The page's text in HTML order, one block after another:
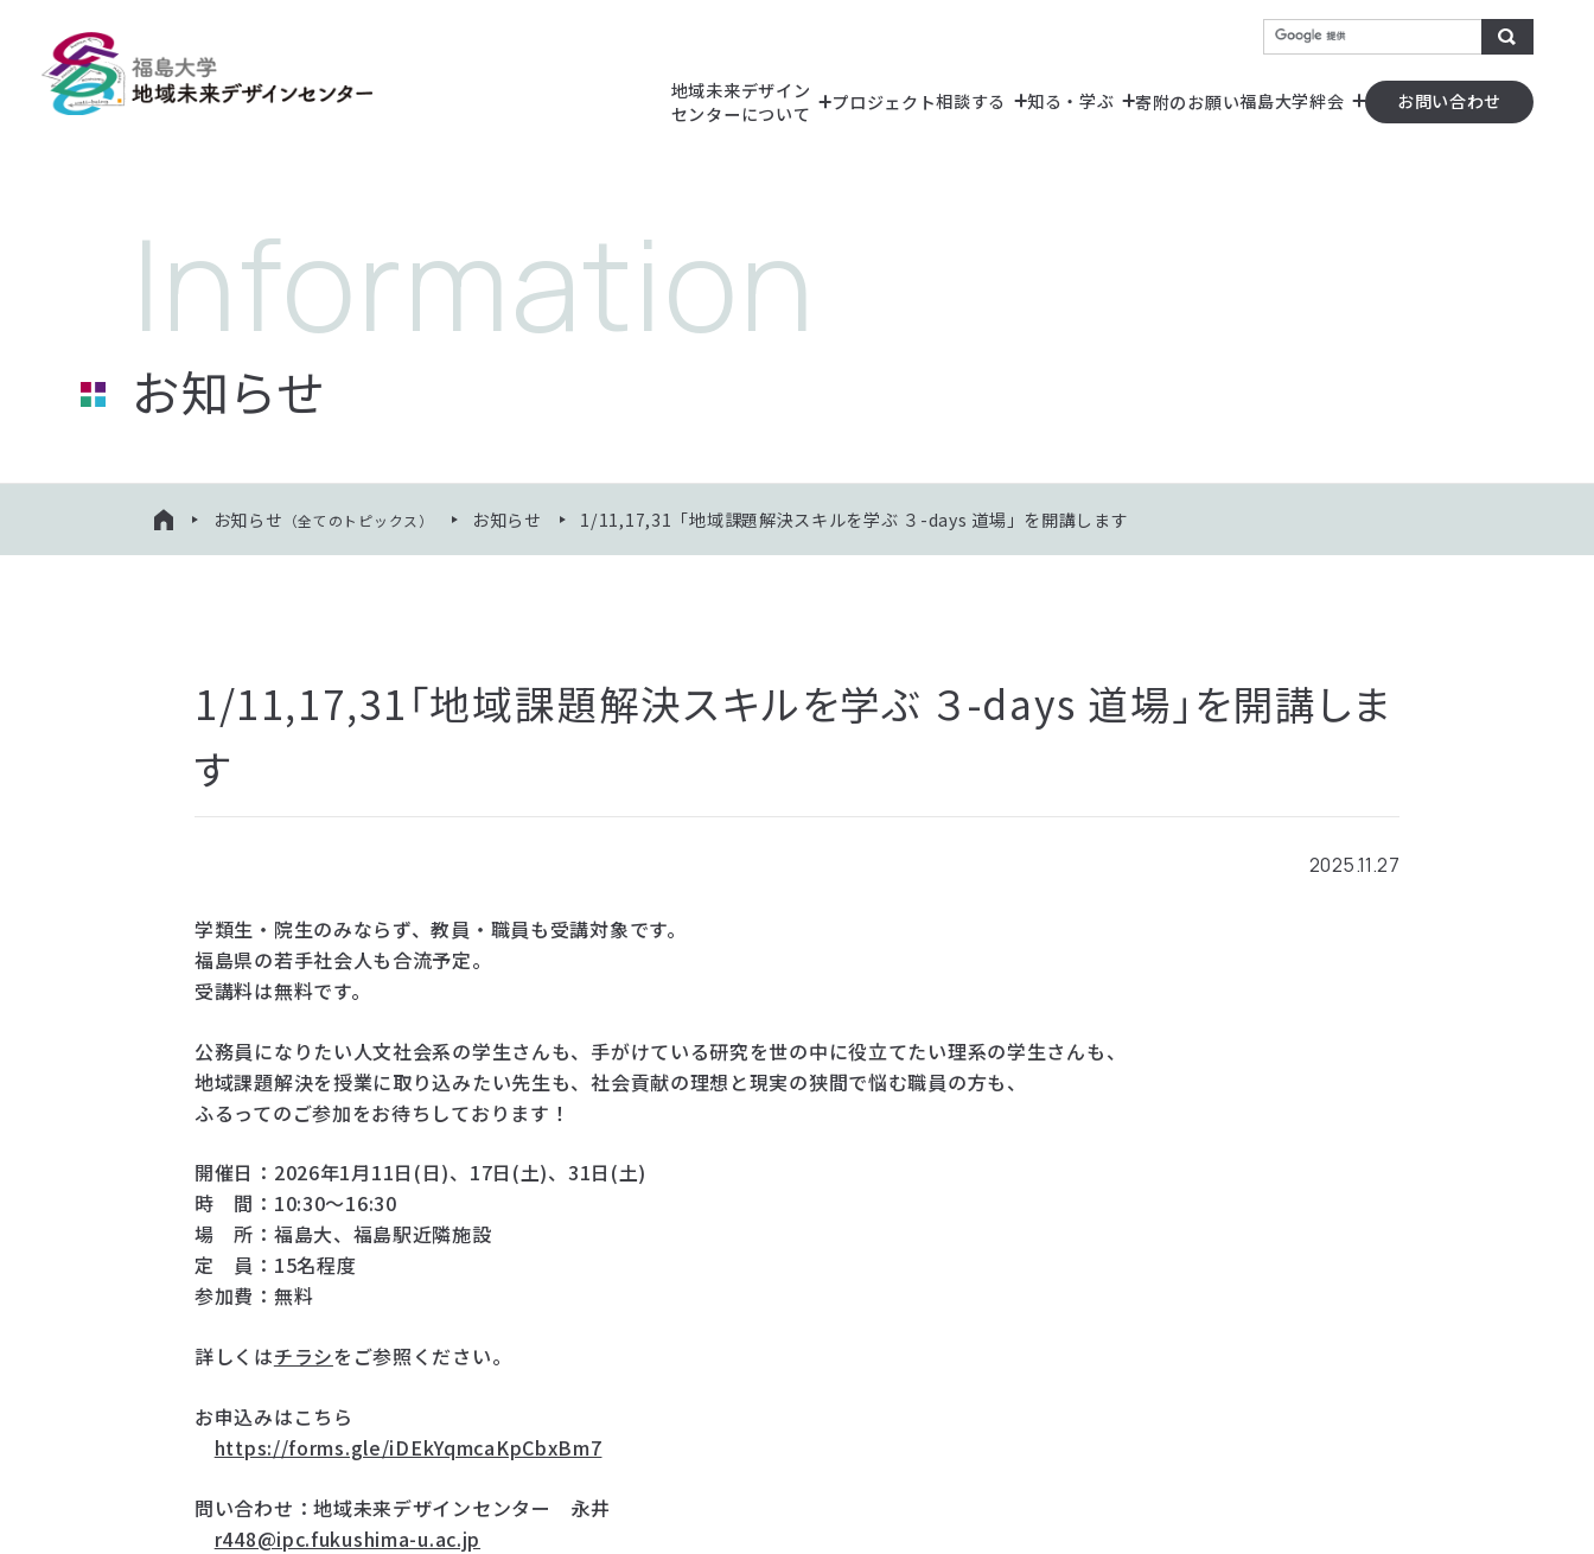
地域未来デザイン
センターについて
プロジェクト相談する 知る・学ぶ 寄附のお願い福島大学絆会 お問い合わせ
お知らせ
HOME
お知らせ （全てのトピックス） お知らせ 1/11,17,31「地域課題解決スキルを学ぶ ３-days 道場」を開講します
1/11,17,31「地域課題解決スキルを学ぶ ３-days 道場」を開講しま
す
2025.11.27
学類生・院生のみならず、教員・職員も受講対象です。
福島県の若手社会人も合流予定。
受講料は無料です。
公務員になりたい人文社会系の学生さんも、手がけている研究を世の中に役立てたい理系の学生さんも、
地域課題解決を授業に取り込みたい先生も、社会貢献の理想と現実の狭間で悩む職員の方も、
ふるってのご参加をお待ちしております！
開催日： 2026年1月11日 (日)、 17日 (土)、 31日 (土)
時 間： 10:30～16:30
場 所：福島大、福島駅近隣施設
定 員： 15名程度
参加費：無料
詳しくはチラシをご参照ください。
お申込みはこちら
https://forms.gle/iDEkYqmcaKpCbxBm7
問い合わせ：地域未来デザインセンター 永井
r448@ipc.fukushima-u.ac.jp